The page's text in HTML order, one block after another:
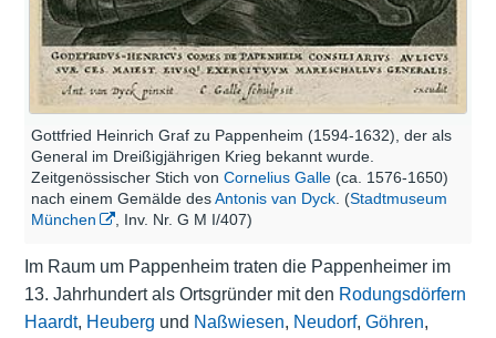
Gottfried Heinrich Graf zu Pappenheim (1594-1632), der als
General im Dreißigjährigen Krieg bekannt wurde.
Zeitgenössischer Stich von Cornelius Galle (ca. 1576-1650)
nach einem Gemälde desAntonis van Dyck. (Stadtmuseum
München
, Inv. Nr. G M I/407)
Im Raum um Pappenheim traten die Pappenheimer im
13. Jahrhundert als Ortsgründer mit den Rodungsdörfern
Haardt, Heuberg und Naßwiesen, Neudorf, Göhren,